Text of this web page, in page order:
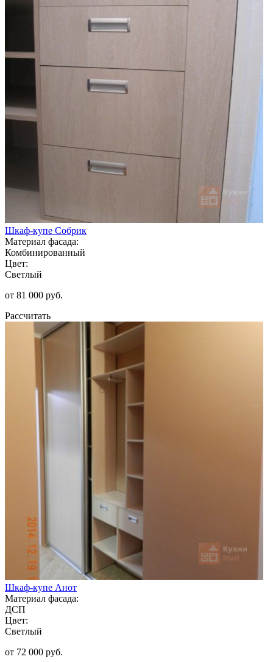
Шкаф-купе Собрик
Материал фасада:
Комбинированный
Цвет:
Светлый
от 81 000 руб.
Рассчитать
Шкаф-купе Анот
Материал фасада:
ДСП
Цвет:
Светлый
от 72 000 руб.